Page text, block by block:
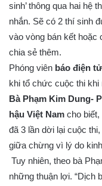
sinh’ thông qua hai hệ
nhắn. Sẽ có 2 thí sinh
vào vòng bán kết hoặc
chia sẻ thêm.
Phóng viên báo điện
khi tổ chức cuộc thi
Bà Phạm Kim Dung-
hậu Việt Nam cho
đã 3 lần dời lại cuộc
giữa chừng vì lý do
Tuy nhiên, theo bà
những thuận lợi. “Dịch